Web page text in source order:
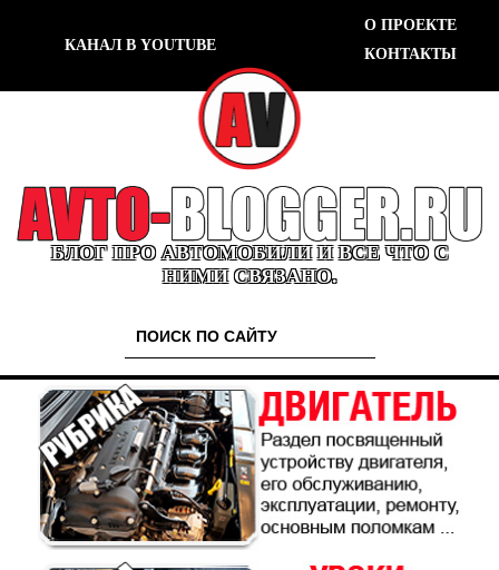
КАНАЛ В YOUTUBE
О ПРОЕКТЕ
КОНТАКТЫ
БЛОГ ПРО АВТОМОБИЛИ И ВСЕ ЧТО С
НИМИ СВЯЗАНО.